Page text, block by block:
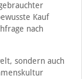
Kauf
nach
sondern auch